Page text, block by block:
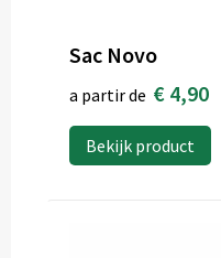
Sac Novo
a partir de € 4,90
Bekijk product